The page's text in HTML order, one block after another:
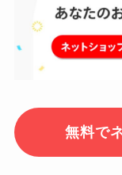
無料で